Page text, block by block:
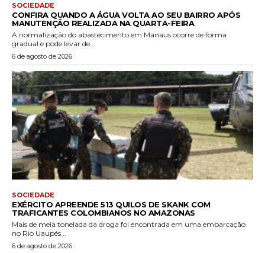
SOCIEDADE
CONFIRA QUANDO A ÁGUA VOLTA AO SEU BAIRRO APÓS
MANUTENÇÃO REALIZADA NA QUARTA-FEIRA
A normalização do abastecimento em Manaus ocorre de forma
gradual e pode levar de...
6 de agosto de 2026
SOCIEDADE
EXÉRCITO APREENDE 513 QUILOS DE SKANK COM
TRAFICANTES COLOMBIANOS NO AMAZONAS
Mais de meia tonelada da droga foi encontrada em uma embarcação
no Rio Uaupés...
6 de agosto de 2026